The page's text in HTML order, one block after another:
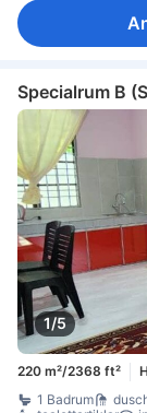
Specialrum B
1/5
220 m²/2368 ft²
1 Badrum